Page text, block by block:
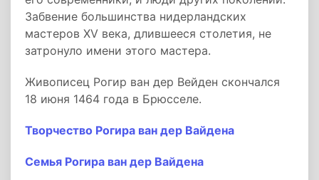
Забвение большинства нидерландских
мастеров XV века, длившееся столетия, не
затронуло имени этого мастера.
Живописец Рогир ван дер Вейден скончался
18 июня 1464 года в Брюсселе.
Творчество Рогира ван дер Вайдена
Семья Рогира ван дер Вайдена